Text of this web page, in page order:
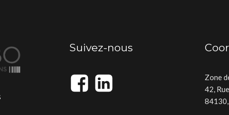
Suivez-nous
Zone
42,